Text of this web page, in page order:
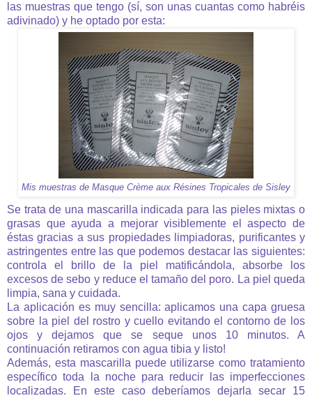
las muestras que tengo (sí, son unas cuantas como habréis
adivinado) y he optado por esta:
Mis muestras de Masque Crème aux Résines Tropicales de Sisley
Se trata de una mascarilla indicada para las pieles mixtas o
grasas que ayuda a mejorar visiblemente el aspecto de
éstas gracias a sus propiedades limpiadoras, purificantes y
astringentes entre las que podemos destacar las siguientes:
controla el brillo de la piel matificándola, absorbe los
excesos de sebo y reduce el tamaño del poro. La piel queda
limpia, sana y cuidada.
La aplicación es muy sencilla: aplicamos una capa gruesa
sobre la piel del rostro y cuello evitando el contorno de los
ojos y dejamos que se seque unos 10 minutos. A
continuación retiramos con agua tibia y listo!
Además, esta mascarilla puede utilizarse como tratamiento
específico toda la noche para reducir las imperfecciones
localizadas. En este caso deberíamos dejarla secar 15